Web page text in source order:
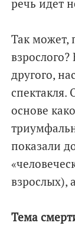
речь идет
Так может,
другого,
спектакля.
основе
показали
взрослых),
Тема